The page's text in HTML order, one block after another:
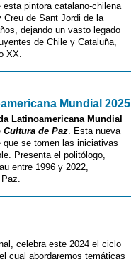
pintora catalano-chilena
de Sant Jordi de la
dejando un vasto legado
de Chile y Cataluña,
XX.
Mundial 2025
Latinoamericana Mundial
de Paz. Esta nueva
se tomen las iniciativas
Presenta el politólogo,
entre 1996 y 2022,
celebra este 2024 el ciclo
cual abordaremos temáticas